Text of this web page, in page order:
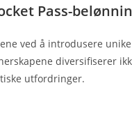
Pass-
ved å introdusere
diversifiserer
utfordringer.